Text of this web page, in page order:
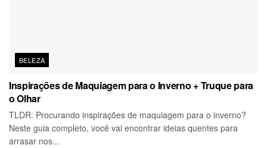
BELEZA
Inspirações de Maquiagem para o Inverno + Truque para
o Olhar
TLDR: Procurando inspirações de maquiagem para o inverno?
Neste guia completo, você vai encontrar ideias quentes para
arrasar nos...